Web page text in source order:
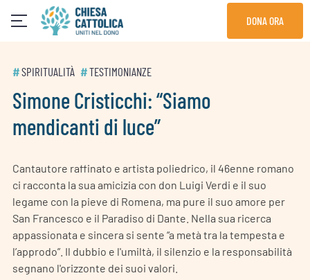
DONA ORA
#SPIRITUALITÀ #TESTIMONIANZE
Simone Cristicchi: “Siamo
mendicanti di luce”
Cantautore raffinato e artista poliedrico, il 46enne romano
ci racconta la sua amicizia con don Luigi Verdi e il suo
legame con la pieve di Romena, ma pure il suo amore per
San Francesco e il Paradiso di Dante. Nella sua ricerca
appassionata e sincera si sente “a metà tra la tempesta e
l’approdo”. Il dubbio e l'umiltà, il silenzio e la responsabilità
segnano l'orizzonte dei suoi valori.